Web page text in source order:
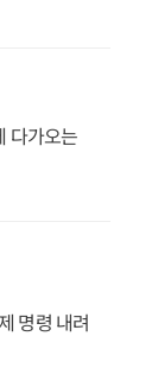
다가오는
명령 내려